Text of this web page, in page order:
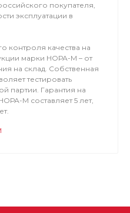
покупателя,
эксплуатации в
контроля качества на
марки НОРА-М – от
на склад. Собственная
тестировать
партии. Гарантия на
М составляет 5 лет,